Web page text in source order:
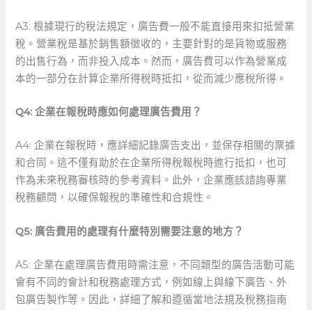
A3: 根據現行的稅法規定，廣告費一般不能直接用來扣抵營業
稅。營業稅是基於銷售額徵收的，主要針對的是貨物或服務
的出售行為，而非投入成本。然而，廣告費可以作為營業成
本的一部分在計算企業所得稅時抵扣，從而減少應稅所得。
Q4: 企業在報稅時應如何處理廣告費用？
A4:​ 企業在報稅時，應詳細記錄廣告支出，並保存相關的票據
和合同。這不僅有助於在企業所得稅報稅時進行抵扣，也可
作為未來稅務審核時的參考資料。此外，企業應該諮詢專業
稅務顧問，以確保報稅的準確性和合規性。
Q5: 廣告費用的處理有什麼特別需要注意的地方？
A5: 企業在處理廣告費用時需注意，不同類型的廣告活動可能
會有不同的會計和稅務處理方式，例如線上與線下廣告、外
包廣告製作等。因此，詳細了解和遵循當地法規及稅務指南